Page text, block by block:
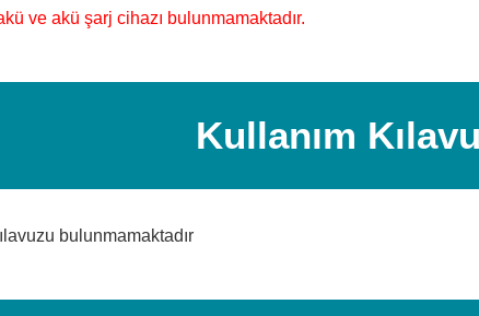
ve akü şarj cihazı bulunmamaktadır.
Kullanım
bulunmamaktadır